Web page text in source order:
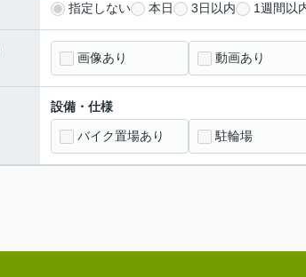
指定しない 本日 3日以内 1週間以
画像あり 動画あり
設備・仕様
バイク置場あり 駐輪場